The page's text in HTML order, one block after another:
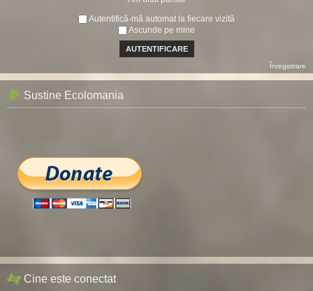
Autentifică-mă automat la fiecare vizită
Ascunde pe mine
Înregistrare
Sustine Ecolomania
Cine este conectat